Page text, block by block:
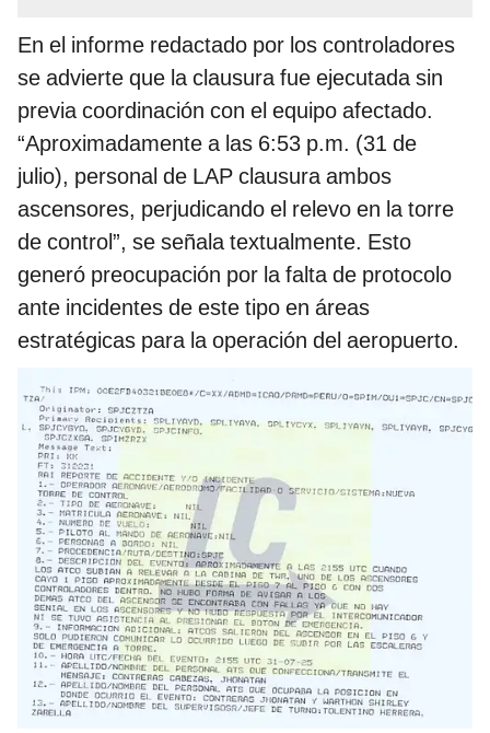
En el informe redactado por los controladores
se advierte que la clausura fue ejecutada sin
previa coordinación con el equipo afectado.
“Aproximadamente a las 6:53 p.m. (31 de
julio), personal de LAP clausura ambos
ascensores, perjudicando el relevo en la torre
de control”, se señala textualmente. Esto
generó preocupación por la falta de protocolo
ante incidentes de este tipo en áreas
estratégicas para la operación del aeropuerto.